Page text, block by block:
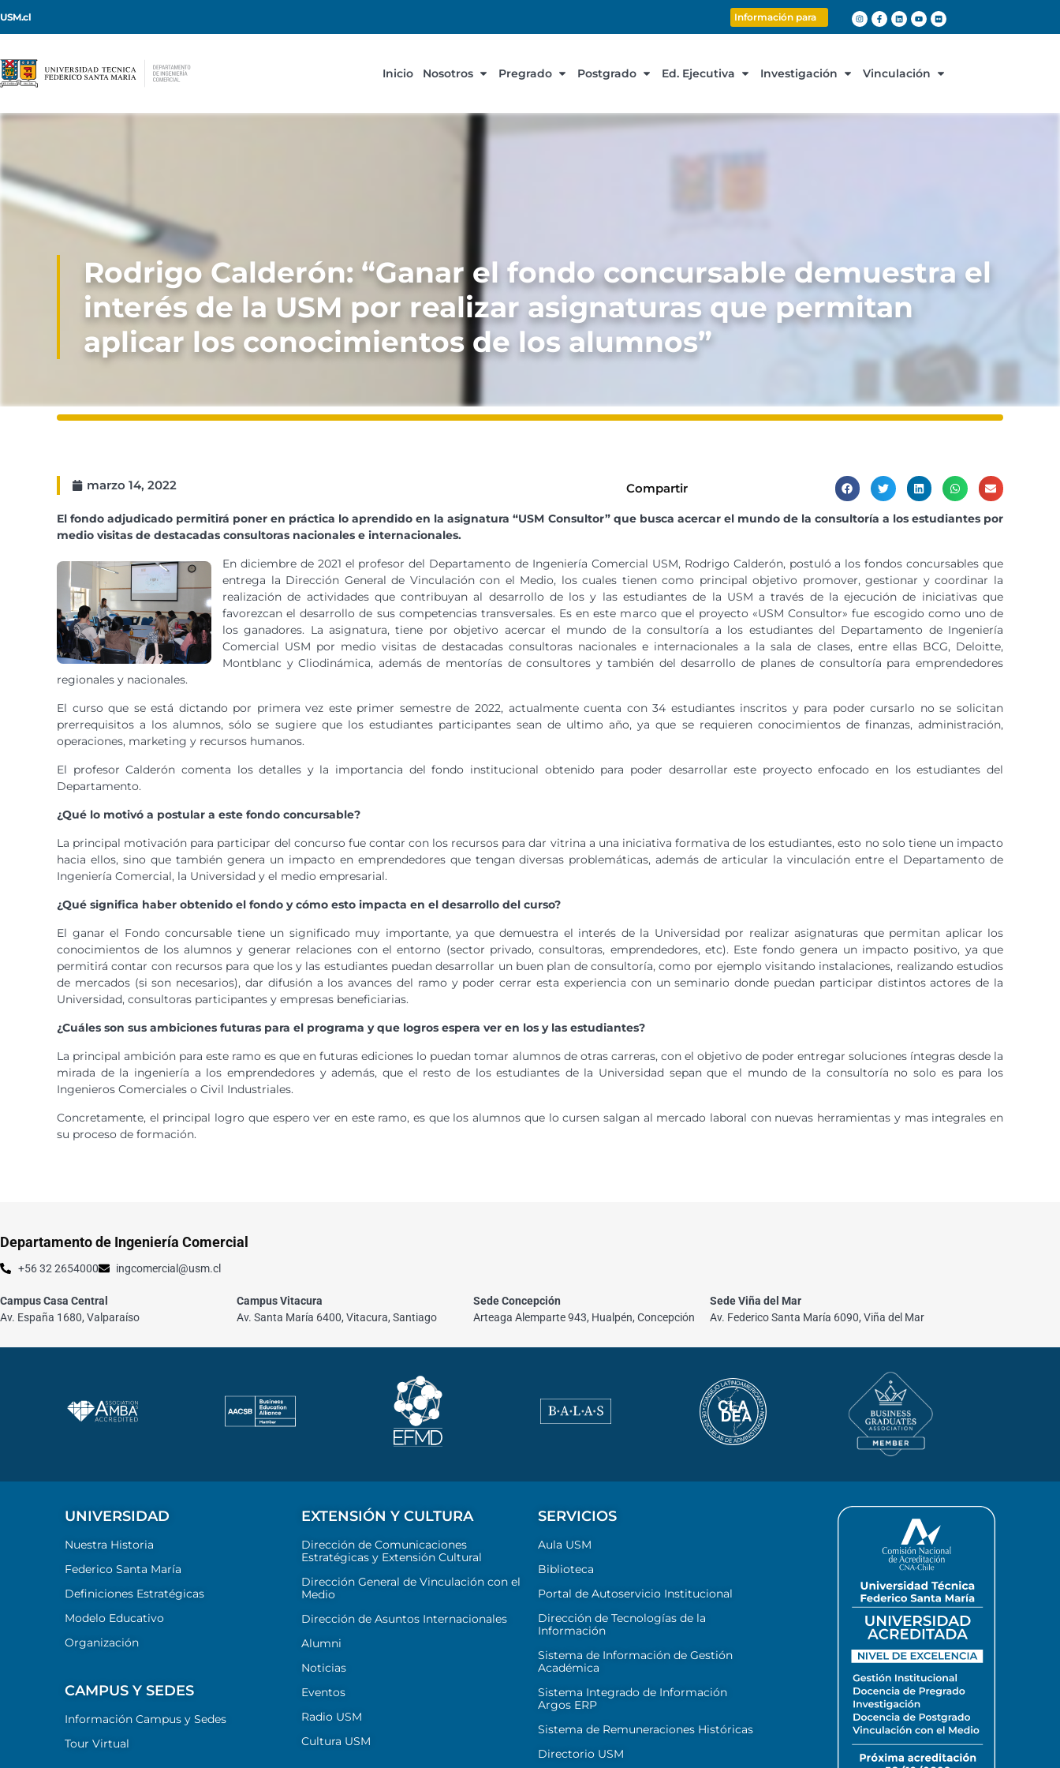
USM.cl Información para
Inicio Nosotros Pregrado Postgrado Ed. Ejecutiva Investigación Vinculación
Rodrigo Calderón: “Ganar el fondo concursable demuestra el
interés de la USM por realizar asignaturas que permitan
aplicar los conocimientos de los alumnos”
marzo 14, 2022 Compartir
El fondo adjudicado permitirá poner en práctica lo aprendido en la asignatura “USM Consultor” que busca acercar el mundo de la consultoría a los estudiantes por
medio visitas de destacadas consultoras nacionales e internacionales.
En diciembre de 2021 el profesor del Departamento de Ingeniería Comercial USM, Rodrigo Calderón, postuló a los fondos concursables que
entrega la Dirección General de Vinculación con el Medio, los cuales tienen como principal objetivo promover, gestionar y coordinar la
realización de actividades que contribuyan al desarrollo de los y las estudiantes de la USM a través de la ejecución de iniciativas que
favorezcan el desarrollo de sus competencias transversales. Es en este marco que el proyecto «USM Consultor» fue escogido como uno de
los ganadores. La asignatura, tiene por objetivo acercar el mundo de la consultoría a los estudiantes del Departamento de Ingeniería
Comercial USM por medio visitas de destacadas consultoras nacionales e internacionales a la sala de clases, entre ellas BCG, Deloitte,
Montblanc y Cliodinámica, además de mentorías de consultores y también del desarrollo de planes de consultoría para emprendedores
regionales y nacionales.
El curso que se está dictando por primera vez este primer semestre de 2022, actualmente cuenta con 34 estudiantes inscritos y para poder cursarlo no se solicitan
prerrequisitos a los alumnos, sólo se sugiere que los estudiantes participantes sean de ultimo año, ya que se requieren conocimientos de finanzas, administración,
operaciones, marketing y recursos humanos.
El profesor Calderón comenta los detalles y la importancia del fondo institucional obtenido para poder desarrollar este proyecto enfocado en los estudiantes del
Departamento.
¿Qué lo motivó a postular a este fondo concursable?
La principal motivación para participar del concurso fue contar con los recursos para dar vitrina a una iniciativa formativa de los estudiantes, esto no solo tiene un impacto
hacia ellos, sino que también genera un impacto en emprendedores que tengan diversas problemáticas, además de articular la vinculación entre el Departamento de
Ingeniería Comercial, la Universidad y el medio empresarial.
¿Qué significa haber obtenido el fondo y cómo esto impacta en el desarrollo del curso?
El ganar el Fondo concursable tiene un significado muy importante, ya que demuestra el interés de la Universidad por realizar asignaturas que permitan aplicar los
conocimientos de los alumnos y generar relaciones con el entorno (sector privado, consultoras, emprendedores, etc). Este fondo genera un impacto positivo, ya que
permitirá contar con recursos para que los y las estudiantes puedan desarrollar un buen plan de consultoría, como por ejemplo visitando instalaciones, realizando estudios
de mercados (si son necesarios), dar difusión a los avances del ramo y poder cerrar esta experiencia con un seminario donde puedan participar distintos actores de la
Universidad, consultoras participantes y empresas beneficiarias.
¿Cuáles son sus ambiciones futuras para el programa y que logros espera ver en los y las estudiantes?
La principal ambición para este ramo es que en futuras ediciones lo puedan tomar alumnos de otras carreras, con el objetivo de poder entregar soluciones íntegras desde la
mirada de la ingeniería a los emprendedores y además, que el resto de los estudiantes de la Universidad sepan que el mundo de la consultoría no solo es para los
Ingenieros Comerciales o Civil Industriales.
Concretamente, el principal logro que espero ver en este ramo, es que los alumnos que lo cursen salgan al mercado laboral con nuevas herramientas y mas integrales en
su proceso de formación.
Departamento de Ingeniería Comercial
+56 32 2654000 ingcomercial@usm.cl
Campus Casa Central
Av. España 1680, Valparaíso
Campus Vitacura
Av. Santa María 6400, Vitacura, Santiago
Sede Concepción
Arteaga Alemparte 943, Hualpén, Concepción
Sede Viña del Mar
Av. Federico Santa María 6090, Viña del Mar
UNIVERSIDAD
Nuestra Historia
Federico Santa María
Definiciones Estratégicas
Modelo Educativo
Organización
CAMPUS Y SEDES
Información Campus y Sedes
Tour Virtual
EXTENSIÓN Y CULTURA
Dirección de Comunicaciones
Estratégicas y Extensión Cultural
Dirección General de Vinculación con el
Medio
Dirección de Asuntos Internacionales
Alumni
Noticias
Eventos
Radio USM
Cultura USM
SERVICIOS
Aula USM
Biblioteca
Portal de Autoservicio Institucional
Dirección de Tecnologías de la
Información
Sistema de Información de Gestión
Académica
Sistema Integrado de Información
Argos ERP
Sistema de Remuneraciones Históricas
Directorio USM